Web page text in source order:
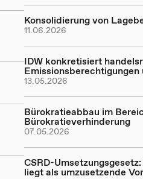
Konsolidierung von
11.06.2026
IDW konkretisiert
13.05.2026
Bürokratieabbau im
Bürokratieverhinderung
07.05.2026
CSRD-
liegt als umzusetzende